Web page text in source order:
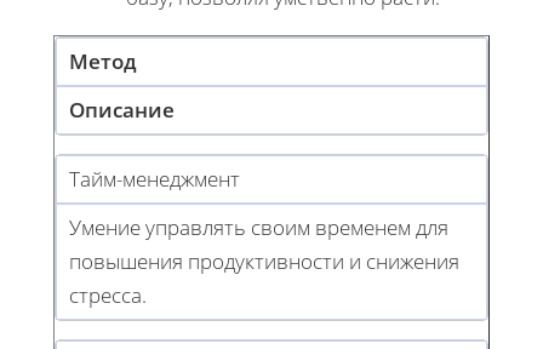
Метод
Описание
Тайм-менеджмент
Умение управлять своим временем для
повышения продуктивности и снижения
стресса.